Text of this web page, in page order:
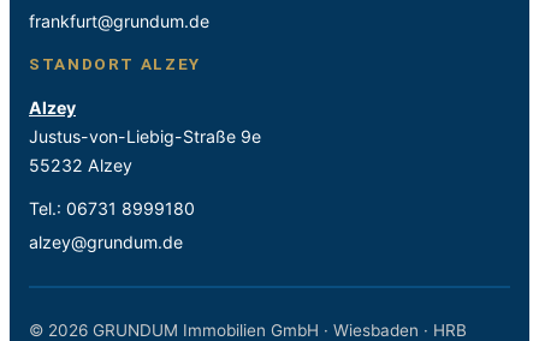
frankfurt@grundum.de
STANDORT ALZEY
Alzey
Justus-von-Liebig-Straße 9e
55232 Alzey
Tel.: 06731 8999180
alzey@grundum.de
© 2026 GRUNDUM Immobilien GmbH · Wiesbaden · HRB